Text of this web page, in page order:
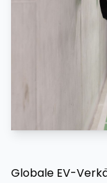
Globale EV-